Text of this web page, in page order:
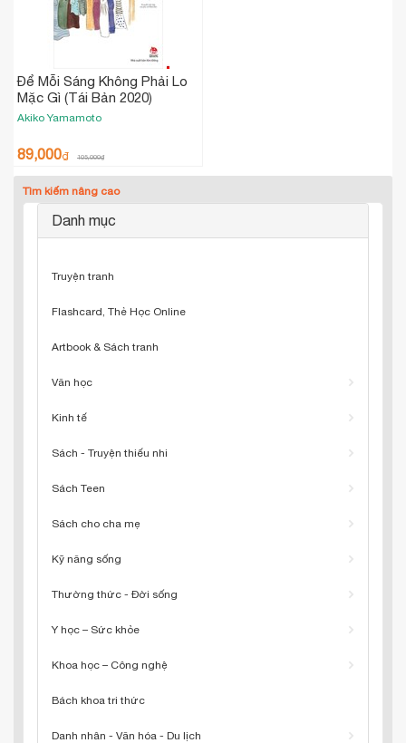
Để Mỗi Sáng Không Phải Lo
Mặc Gì (Tái Bản 2020)
Akiko Yamamoto
89,000₫ 105,000₫
Tìm kiếm nâng cao
Danh mục
Truyện tranh
Flashcard, Thẻ Học Online
Artbook & Sách tranh
Văn học
Kinh tế
Sách - Truyện thiếu nhi
Sách Teen
Sách cho cha mẹ
Kỹ năng sống
Thường thức - Đời sống
Y học – Sức khỏe
Khoa học – Công nghệ
Bách khoa tri thức
Danh nhân - Văn hóa - Du lịch